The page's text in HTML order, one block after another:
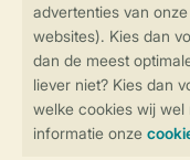
Controle
Veilige
Veilige betaling